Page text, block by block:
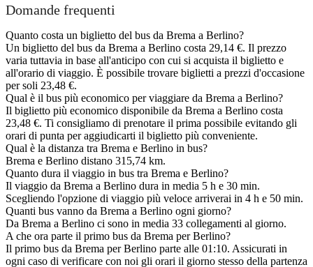
Domande frequenti
Quanto costa un biglietto del bus da Brema a Berlino?
Un biglietto del bus da Brema a Berlino costa 29,14 €. Il prezzo
varia tuttavia in base all'anticipo con cui si acquista il biglietto e
all'orario di viaggio. È possibile trovare biglietti a prezzi d'occasione
per soli 23,48 €.
Qual è il bus più economico per viaggiare da Brema a Berlino?
Il biglietto più economico disponibile da Brema a Berlino costa
23,48 €. Ti consigliamo di prenotare il prima possibile evitando gli
orari di punta per aggiudicarti il biglietto più conveniente.
Qual è la distanza tra Brema e Berlino in bus?
Brema e Berlino distano 315,74 km.
Quanto dura il viaggio in bus tra Brema e Berlino?
Il viaggio da Brema a Berlino dura in media 5 h e 30 min.
Scegliendo l'opzione di viaggio più veloce arriverai in 4 h e 50 min.
Quanti bus vanno da Brema a Berlino ogni giorno?
Da Brema a Berlino ci sono in media 33 collegamenti al giorno.
A che ora parte il primo bus da Brema per Berlino?
Il primo bus da Brema per Berlino parte alle 01:10. Assicurati in
ogni caso di verificare con noi gli orari il giorno stesso della partenza